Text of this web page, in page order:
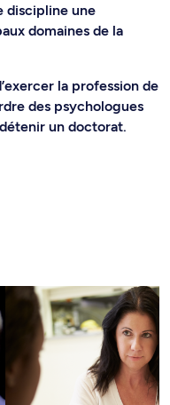
discipline une
domaines de la
la profession de
des psychologues
un doctorat.